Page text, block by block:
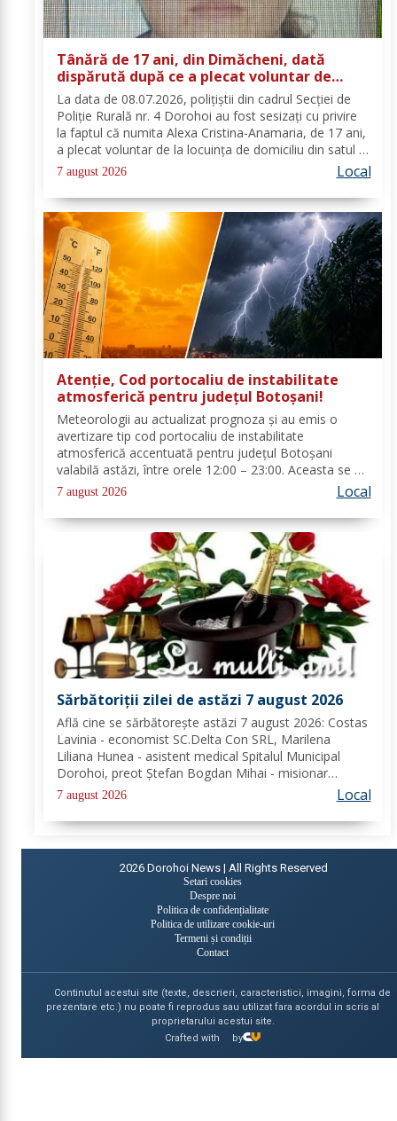
Tânără de 17 ani, din Dimăcheni, dată
dispărută după ce a plecat voluntar de
acasă și nu a mai revenit
La data de 08.07.2026, polițiștii din cadrul Secției de
Poliție Rurală nr. 4 Dorohoi au fost sesizați cu privire
la faptul că numita Alexa Cristina-Anamaria, de 17 ani,
a plecat voluntar de la locuința de domiciliu din satul și
comuna Dimăcheni, județul Botoșani. Semnalmentele
numitei Alexa...
7 august 2026 Local
Atenție, Cod portocaliu de instabilitate
atmosferică pentru județul Botoșani!
Meteorologii au actualizat prognoza și au emis o
avertizare tip cod portocaliu de instabilitate
atmosferică accentuată pentru județul Botoșani
valabilă astăzi, între orele 12:00 – 23:00. Aceasta se va
manifesta prin intensificări ale vântului, vijelii puternice
(rafale de 70...90 km/h), averse...
7 august 2026 Local
Sărbătoriții zilei de astăzi 7 august 2026
Află cine se sărbătoreşte astăzi 7 august 2026: Costas
Lavinia - economist SC.Delta Con SRL, Marilena
Liliana Hunea - asistent medical Spitalul Municipal
Dorohoi, preot Ștefan Bogdan Mihai - misionar
protopopesc Protopopiatul Dorohoi, Marcela Simona
Vieru - profesor Grup Școlar Alexandru Vlahuță...
7 august 2026 Local
2026 Dorohoi News | All Rights Reserved
Setari cookies
Despre noi
Politica de confidențialitate
Politica de utilizare cookie-uri
Termeni și condiții
Contact
Continutul acestui site (texte, descrieri, caracteristici, imagini, forma de
prezentare etc.) nu poate fi reprodus sau utilizat fara acordul in scris al
proprietarului acestui site.
Crafted with
by